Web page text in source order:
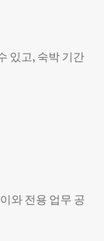
있고, 숙박 기간
와 전용 업무 공